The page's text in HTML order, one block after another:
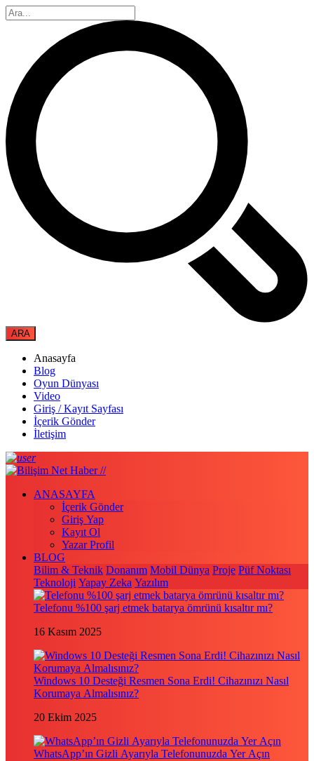
Anasayfa
Blog
Oyun Dünyası
Video
Giriş / Kayıt Sayfası
İçerik Gönder
İletişim
ANASAYFA
İçerik Gönder
Giriş Yap
Kayıt Ol
Yazar Profil
BLOG
Bilim & Teknik Donanım Mobil Dünya Proje Püf Noktası
Teknoloji Yapay Zeka Yazılım
Telefonu %100 şarj etmek batarya ömrünü kısaltır mı?
16 Kasım 2025
Windows 10 Desteği Resmen Sona Erdi! Cihazınızı Nasıl
Korumaya Almalısınız?
20 Ekim 2025
WhatsApp’ın Gizli Ayarıyla Telefonunuzda Yer Açın